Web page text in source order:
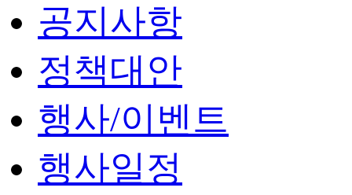
공지사항
정책대안
행사/이벤트
행사일정